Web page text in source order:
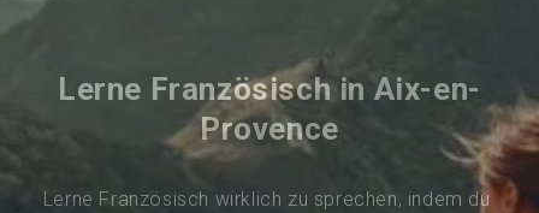
Lerne Französisch in Aix-en-
Provence
Lerne Französisch wirklich zu sprechen, indem du